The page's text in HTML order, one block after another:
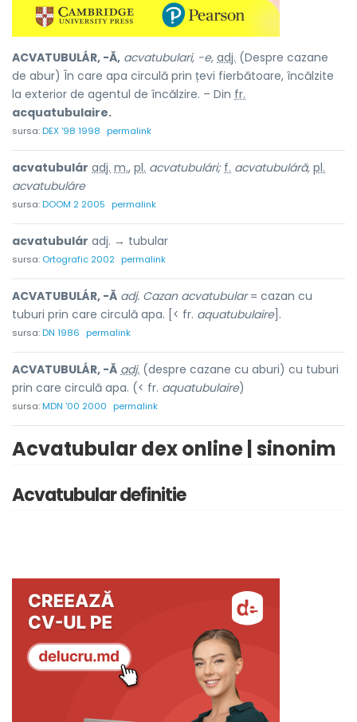
ACVATUBULÁR, -Ă, acvatubulari, -e, adj. (Despre cazane
de abur) În care apa circulă prin țevi fierbătoare, încălzite
la exterior de agentul de încălzire. – Din fr.
acquatubulaire.
sursa:DEX '98 1998 permalink
acvatubulár adj. m., pl. acvatubulári; f. acvatubuláră, pl.
acvatubuláre
sursa:DOOM 2 2005 permalink
acvatubulár adj. → tubular
sursa: Ortografic 2002 permalink
ACVATUBULÁR, -Ă adj. Cazan acvatubular= cazan cu
tuburi prin care circulă apa. [< fr. aquatubulaire].
sursa:DN 1986 permalink
ACVATUBULÁR, -Ă adj. (despre cazane cu aburi) cu tuburi
prin care circulă apa. (< fr. aquatubulaire)
sursa:MDN '00 2000 permalink
Acvatubular dex online | sinonim
Acvatubular definitie